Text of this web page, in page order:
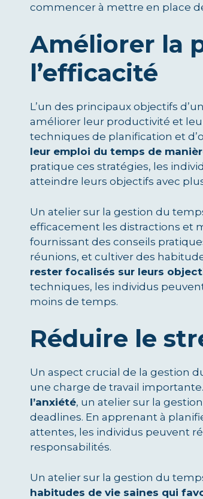
commencer à mettre en place
Améliorer la
l’efficacité
L’un des principaux objectifs
améliorer leur productivité et
techniques de planification et
leur emploi du temps de
pratique ces stratégies, les
atteindre leurs objectifs avec
Un atelier sur la gestion du
efficacement les distractions et
fournissant des conseils
réunions, et cultiver des
rester focalisés sur leurs
techniques, les individus
moins de temps.
Réduire le
Un aspect crucial de la gestion
une charge de travail
l’anxiété, un atelier sur la
deadlines. En apprenant à
attentes, les individus peuvent
responsabilités.
Un atelier sur la gestion du
habitudes de vie saines qui